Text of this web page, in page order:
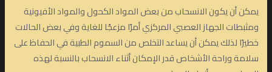
يمكن أن يكون الانسحاب من بعض المواد الكحول والمواد الأفيونية
ومثبطات الجهاز العصبي المركزي أمرًا مزعجًا للغاية وفي بعض الحالات
خطيرًا لذلك يمكن أن يساعد التخلص من السموم الطبية في الحفاظ على
سلامة وراحة الأشخاص قدر الإمكان أثناء الانسحاب بالنسبة لهذه